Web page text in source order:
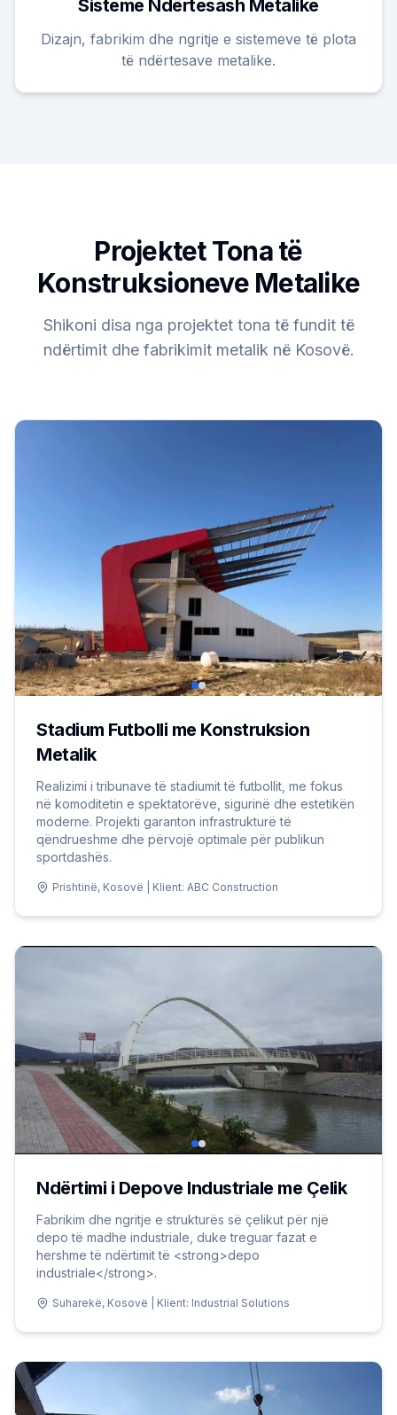
Sisteme Ndërtesash Metalike
Dizajn, fabrikim dhe ngritje e sistemeve të plota
të ndërtesave metalike.
Projektet Tona të
Konstruksioneve Metalike
Shikoni disa nga projektet tona të fundit të
ndërtimit dhe fabrikimit metalik në Kosovë.
Stadium Futbolli me Konstruksion
Metalik
Realizimi i tribunave të stadiumit të futbollit, me fokus
në komoditetin e spektatorëve, sigurinë dhe estetikën
moderne. Projekti garanton infrastrukturë të
qëndrueshme dhe përvojë optimale për publikun
sportdashës.
Prishtinë, Kosovë | Klient: ABC Construction
Ndërtimi i Depove Industriale me Çelik
Fabrikim dhe ngritje e strukturës së çelikut për një
depo të madhe industriale, duke treguar fazat e
hershme të ndërtimit të <strong>depo
industriale</strong>.
Suharekë, Kosovë | Klient: Industrial Solutions